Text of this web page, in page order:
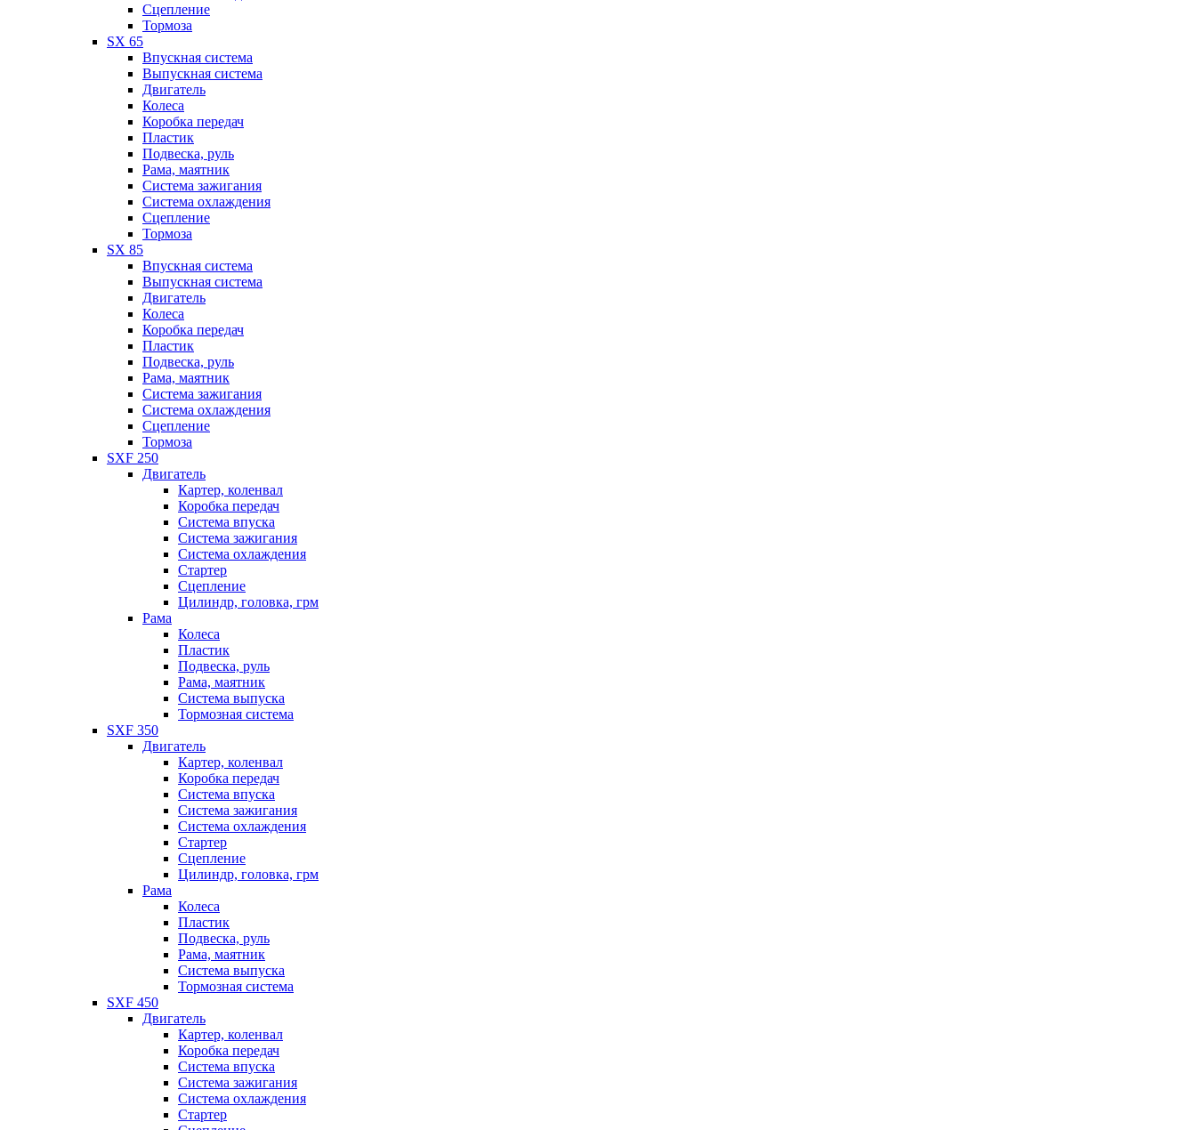
Сцепление
Тормоза
SX 65
Впускная система
Выпускная система
Двигатель
Колеса
Коробка передач
Пластик
Подвеска, руль
Рама, маятник
Система зажигания
Система охлаждения
Сцепление
Тормоза
SX 85
Впускная система
Выпускная система
Двигатель
Колеса
Коробка передач
Пластик
Подвеска, руль
Рама, маятник
Система зажигания
Система охлаждения
Сцепление
Тормоза
SXF 250
Двигатель
Картер, коленвал
Коробка передач
Система впуска
Система зажигания
Система охлаждения
Стартер
Сцепление
Цилиндр, головка, грм
Рама
Колеса
Пластик
Подвеска, руль
Рама, маятник
Система выпуска
Тормозная система
SXF 350
Двигатель
Картер, коленвал
Коробка передач
Система впуска
Система зажигания
Система охлаждения
Стартер
Сцепление
Цилиндр, головка, грм
Рама
Колеса
Пластик
Подвеска, руль
Рама, маятник
Система выпуска
Тормозная система
SXF 450
Двигатель
Картер, коленвал
Коробка передач
Система впуска
Система зажигания
Система охлаждения
Стартер